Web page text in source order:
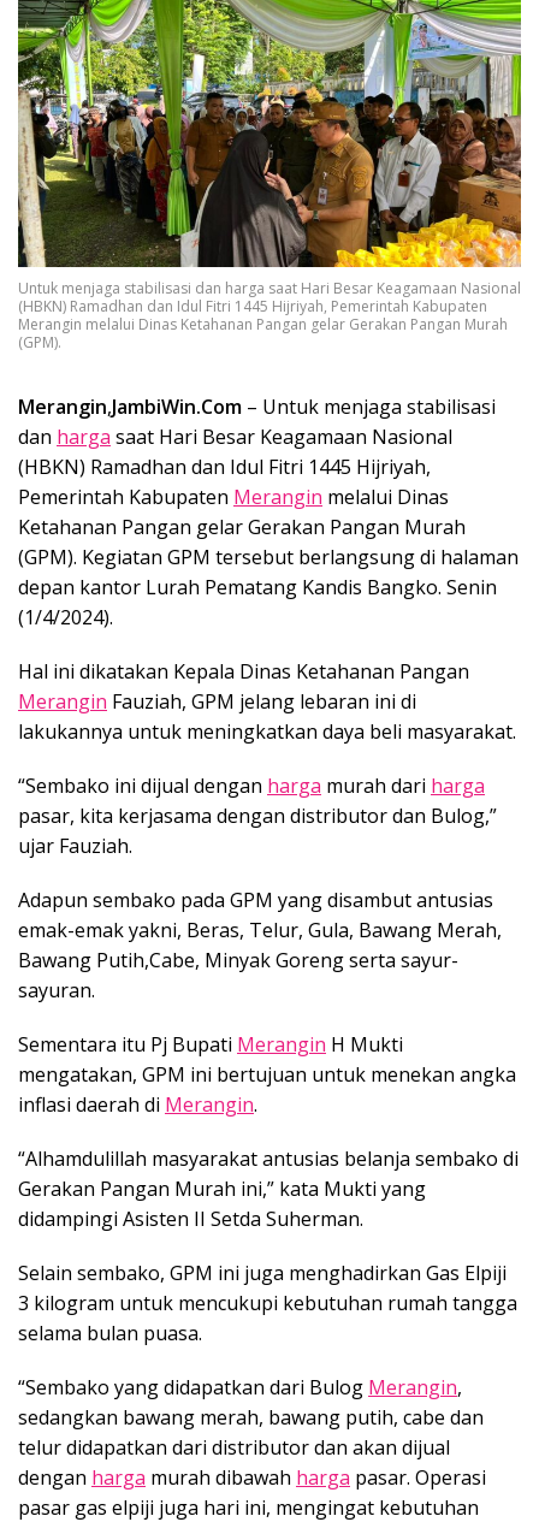
Untuk menjaga stabilisasi dan harga saat Hari Besar Keagamaan Nasional
(HBKN) Ramadhan dan Idul Fitri 1445 Hijriyah, Pemerintah Kabupaten
Merangin melalui Dinas Ketahanan Pangan gelar Gerakan Pangan Murah
(GPM).
Merangin,JambiWin.Com – Untuk menjaga stabilisasi
dan harga saat Hari Besar Keagamaan Nasional
(HBKN) Ramadhan dan Idul Fitri 1445 Hijriyah,
Pemerintah Kabupaten Merangin melalui Dinas
Ketahanan Pangan gelar Gerakan Pangan Murah
(GPM). Kegiatan GPM tersebut berlangsung di halaman
depan kantor Lurah Pematang Kandis Bangko. Senin
(1/4/2024).
Hal ini dikatakan Kepala Dinas Ketahanan Pangan
Merangin Fauziah, GPM jelang lebaran ini di
lakukannya untuk meningkatkan daya beli masyarakat.
“Sembako ini dijual dengan harga murah dari harga
pasar, kita kerjasama dengan distributor dan Bulog,”
ujar Fauziah.
Adapun sembako pada GPM yang disambut antusias
emak-emak yakni, Beras, Telur, Gula, Bawang Merah,
Bawang Putih,Cabe, Minyak Goreng serta sayur-
sayuran.
Sementara itu Pj Bupati Merangin H Mukti
mengatakan, GPM ini bertujuan untuk menekan angka
inflasi daerah di Merangin.
“Alhamdulillah masyarakat antusias belanja sembako di
Gerakan Pangan Murah ini,” kata Mukti yang
didampingi Asisten II Setda Suherman.
Selain sembako, GPM ini juga menghadirkan Gas Elpiji
3 kilogram untuk mencukupi kebutuhan rumah tangga
selama bulan puasa.
“Sembako yang didapatkan dari Bulog Merangin,
sedangkan bawang merah, bawang putih, cabe dan
telur didapatkan dari distributor dan akan dijual
dengan harga murah dibawah harga pasar. Operasi
pasar gas elpiji juga hari ini, mengingat kebutuhan